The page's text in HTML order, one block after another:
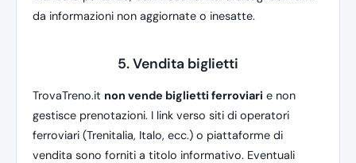
da informazioni non aggiornate o inesatte.
5. Vendita biglietti
TrovaTreno.it non vende biglietti ferroviari e non
gestisce prenotazioni. I link verso siti di operatori
ferroviari (Trenitalia, Italo, ecc.) o piattaforme di
vendita sono forniti a titolo informativo. Eventuali